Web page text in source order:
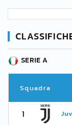
SERIE A
Squadra
1